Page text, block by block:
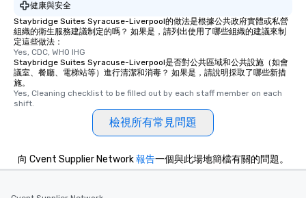
健康與安全
Staybridge Suites Syracuse-Liverpool的做法是根據公共政府實體或私營
組織的衛生服務建議制定的嗎？ 如果是，請列出使用了哪些組織的建議來制
定這些做法：
Yes, CDC, WHO IHG
Staybridge Suites Syracuse-Liverpool是否對公共區域和公共設施（如會
議室、餐廳、電梯站等）進行清潔和消毒？ 如果是，請說明採取了哪些新措
施。
Yes, Cleaning checklist to be filled out by each staff member on each
shift.
檢視所有常見問題
向 Cvent Supplier Network報告一個與此場地簡檔有關的問題。